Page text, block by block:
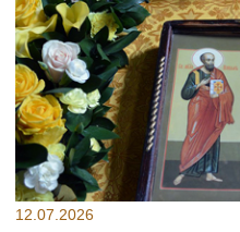
12.07.2026